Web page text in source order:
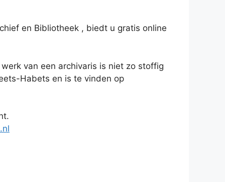
en Bibliotheek , biedt u gratis online
van een archivaris is niet zo stoffig
Habets en is te vinden op